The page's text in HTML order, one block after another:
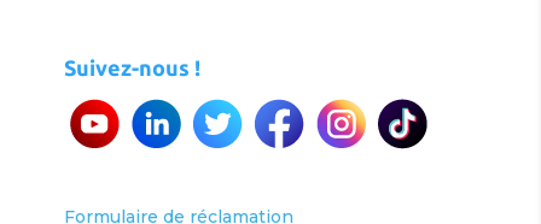
Suivez-nous !
Formulaire de réclamation